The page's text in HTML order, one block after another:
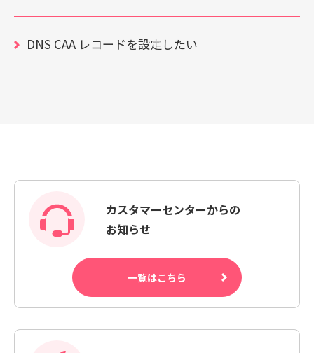
DNS CAA レコードを設定したい
カスタマーセンターからの
お知らせ
一覧はこちら